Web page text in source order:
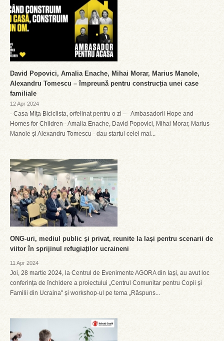
David Popovici, Amalia Enache, Mihai Morar, Marius Manole,
Alexandru Tomescu – împreună pentru construcția unei case
familiale
12 Apr 2024
- Casa Mița Biciclista, orfelinat pentru o zi – Ambasadorii Hope and
Homes for Children - Amalia Enache, David Popovici, Mihai Morar, Marius
Manole și Alexandru Tomescu - dau startul celei mai...
ONG-uri, mediul public și privat, reunite la Iași pentru scenarii de
viitor în sprijinul refugiaților ucraineni
11 Apr 2024
Joi, 28 martie 2024, la Centrul de Evenimente AGORA din Iași, au avut loc
conferința de închidere a proiectului „Centrul Comunitar pentru Copii și
Familii din Ucraina" și workshop-ul pe tema „Răspuns...